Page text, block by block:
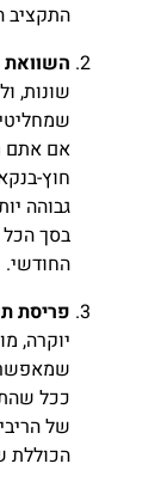
התקציב
השוואת
שונות,
אם אתם
חוץ-
גבוהה
בסך הכל
החודשי.
פריסת
יוקרה,
ככל
של
הכוללת